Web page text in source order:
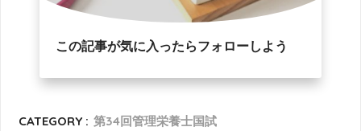
この記事が気に入ったらフォローしよう
CATEGORY : 第34回管理栄養士国試